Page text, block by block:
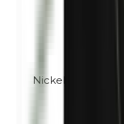
Nickel